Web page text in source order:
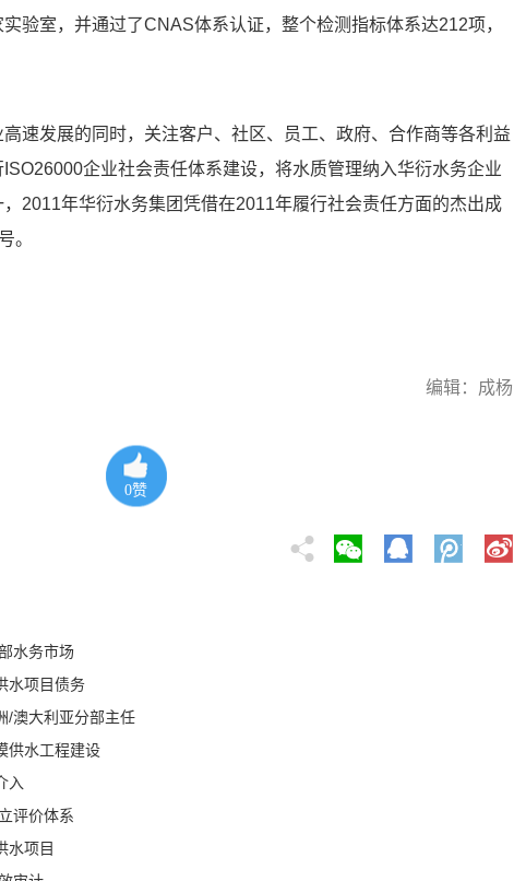
验室，并通过了CNAS体系认证，整个检测指标体系达212项，
速发展的同时，关注客户、社区、员工、政府、合作商等各利益
企业社会责任体系建设，将水质管理纳入华衍水务企业
2011年华衍水务集团凭借在2011年履行社会责任方面的杰出成
。
编辑：成杨
0赞
水务市场
水项目债务
/澳大利亚分部主任
供水工程建设
入
评价体系
水项目